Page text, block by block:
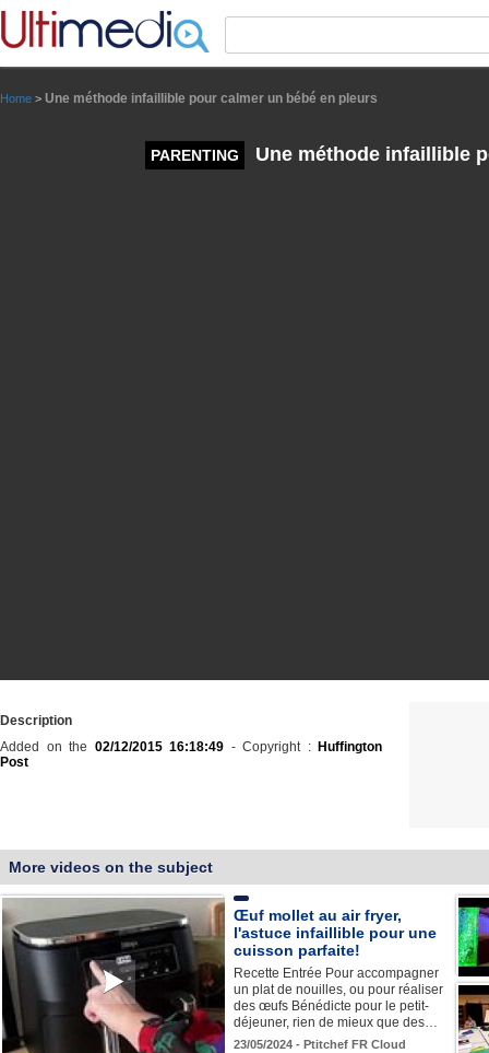
Home > Une méthode infaillible pour calmer un bébé en pleurs
PARENTING Une méthode infaillible
Description
Added on the 02/12/2015 16:18:49 - Copyright : Huffington
Post
More videos on the subject
Œuf mollet au air fryer,
l'astuce infaillible pour une
cuisson parfaite!
Recette Entrée Pour accompagner
un plat de nouilles, ou pour réaliser
des œufs Bénédicte pour le petit-
déjeuner, rien de mieux que des…
23/05/2024 - Ptitchef FR Cloud
Panneau de gestion des cookies